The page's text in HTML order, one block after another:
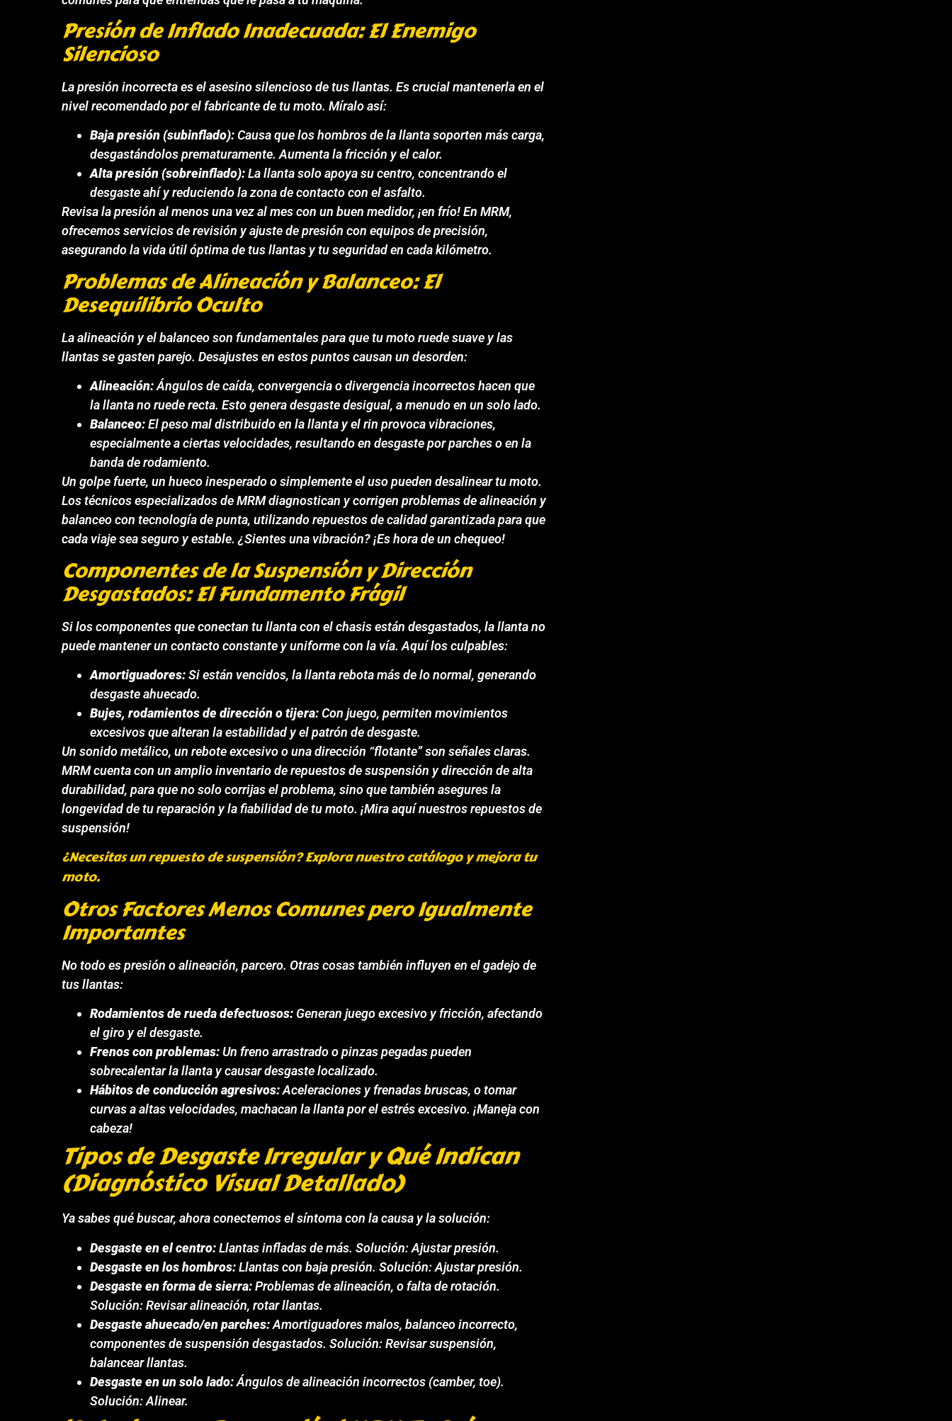
Presión de Inflado Inadecuada: El Enemigo
Silencioso
La presión incorrecta es el asesino silencioso de tus llantas. Es crucial mantenerla en el
nivel recomendado por el fabricante de tu moto. Míralo así:
Baja presión (subinflado):Causa que los hombros de la llanta soporten más carga,
desgastándolos prematuramente. Aumenta la fricción y el calor.
Alta presión (sobreinflado):La llanta solo apoya su centro, concentrando el
desgaste ahí y reduciendo la zona de contacto con el asfalto.
Revisa la presión al menos una vez al mes con un buen medidor, ¡en frío! En MRM,
ofrecemos servicios de revisión y ajuste de presión con equipos de precisión,
asegurando la vida útil óptima de tus llantas y tu seguridad en cada kilómetro.
Problemas de Alineación y Balanceo: El
Desequilibrio Oculto
La alineación y el balanceo son fundamentales para que tu moto ruede suave y las
llantas se gasten parejo. Desajustes en estos puntos causan un desorden:
Alineación:Ángulos de caída, convergencia o divergencia incorrectos hacen que
la llanta no ruede recta. Esto genera desgaste desigual, a menudo en un solo lado.
Balanceo:El peso mal distribuido en la llanta y el rin provoca vibraciones,
especialmente a ciertas velocidades, resultando en desgaste por parches o en la
banda de rodamiento.
Un golpe fuerte, un hueco inesperado o simplemente el uso pueden desalinear tu moto.
Los técnicos especializados de MRM diagnostican y corrigen problemas de alineación y
balanceo con tecnología de punta, utilizando repuestos de calidad garantizada para que
cada viaje sea seguro y estable. ¿Sientes una vibración? ¡Es hora de un chequeo!
Componentes de la Suspensión y Dirección
Desgastados: El Fundamento Frágil
Si los componentes que conectan tu llanta con el chasis están desgastados, la llanta no
puede mantener un contacto constante y uniforme con la vía. Aquí los culpables:
Amortiguadores:Si están vencidos, la llanta rebota más de lo normal, generando
desgaste ahuecado.
Bujes, rodamientos de dirección o tijera:Con juego, permiten movimientos
excesivos que alteran la estabilidad y el patrón de desgaste.
Un sonido metálico, un rebote excesivo o una dirección “flotante” son señales claras.
MRM cuenta con un amplio inventario de repuestos de suspensión y dirección de alta
durabilidad, para que no solo corrijas el problema, sino que también asegures la
longevidad de tu reparación y la fiabilidad de tu moto. ¡Mira aquí nuestros repuestos de
suspensión!
¿Necesitas un repuesto de suspensión? Explora nuestro catálogo y mejora tu
moto.
Otros Factores Menos Comunes pero Igualmente
Importantes
No todo es presión o alineación, parcero. Otras cosas también influyen en el gadejo de
tus llantas:
Rodamientos de rueda defectuosos: Generan juego excesivo y fricción, afectando
el giro y el desgaste.
Frenos con problemas:Un freno arrastrado o pinzas pegadas pueden
sobrecalentar la llanta y causar desgaste localizado.
Hábitos de conducción agresivos:Aceleraciones y frenadas bruscas, o tomar
curvas a altas velocidades, machacan la llanta por el estrés excesivo. ¡Maneja con
cabeza!
Tipos de Desgaste Irregular y Qué Indican
(Diagnóstico Visual Detallado)
Ya sabes qué buscar, ahora conectemos el síntoma con la causa y la solución:
Desgaste en el centro:Llantas infladas de más. Solución: Ajustar presión.
Desgaste en los hombros:Llantas con baja presión. Solución: Ajustar presión.
Desgaste en forma de sierra:Problemas de alineación, o falta de rotación.
Solución: Revisar alineación, rotar llantas.
Desgaste ahuecado/en parches:Amortiguadores malos, balanceo incorrecto,
componentes de suspensión desgastados. Solución: Revisar suspensión,
balancear llantas.
Desgaste en un solo lado:Ángulos de alineación incorrectos (camber, toe).
Solución: Alinear.